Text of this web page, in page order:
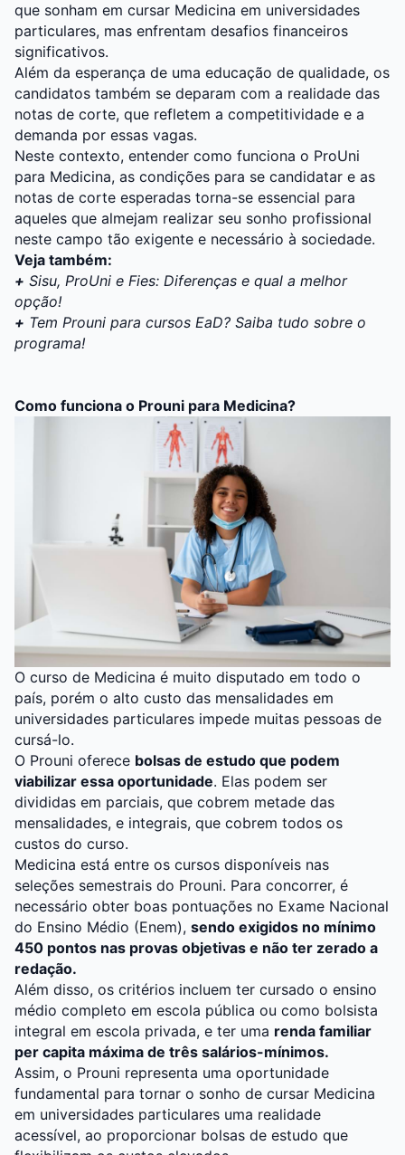
que sonham em cursar Medicina em universidades
particulares, mas enfrentam desafios financeiros
significativos.
Além da esperança de uma educação de qualidade, os
candidatos também se deparam com a realidade das
notas de corte, que refletem a competitividade e a
demanda por essas vagas.
Neste contexto, entender como funciona o ProUni
para Medicina, as condições para se candidatar e as
notas de corte esperadas torna-se essencial para
aqueles que almejam realizar seu sonho profissional
neste campo tão exigente e necessário à sociedade.
Veja também:
+ Sisu, ProUni e Fies: Diferenças e qual a melhor
opção!
+ Tem Prouni para cursos EaD? Saiba tudo sobre o
programa!
Como funciona o Prouni para Medicina?
O curso de Medicina é muito disputado em todo o
país, porém o alto custo das mensalidades em
universidades particulares impede muitas pessoas de
cursá-lo.
O Prouni oferece bolsas de estudo que podem
viabilizar essa oportunidade. Elas podem ser
divididas em parciais, que cobrem metade das
mensalidades, e integrais, que cobrem todos os
custos do curso.
Medicina está entre os cursos disponíveis nas
seleções semestrais do Prouni. Para concorrer, é
necessário obter boas pontuações no Exame Nacional
do Ensino Médio (Enem), sendo exigidos no mínimo
450 pontos nas provas objetivas e não ter zerado a
redação.
Além disso, os critérios incluem ter cursado o ensino
médio completo em escola pública ou como bolsista
integral em escola privada, e ter uma renda familiar
per capita máxima de três salários-mínimos.
Assim, o Prouni representa uma oportunidade
fundamental para tornar o sonho de cursar Medicina
em universidades particulares uma realidade
acessível, ao proporcionar bolsas de estudo que